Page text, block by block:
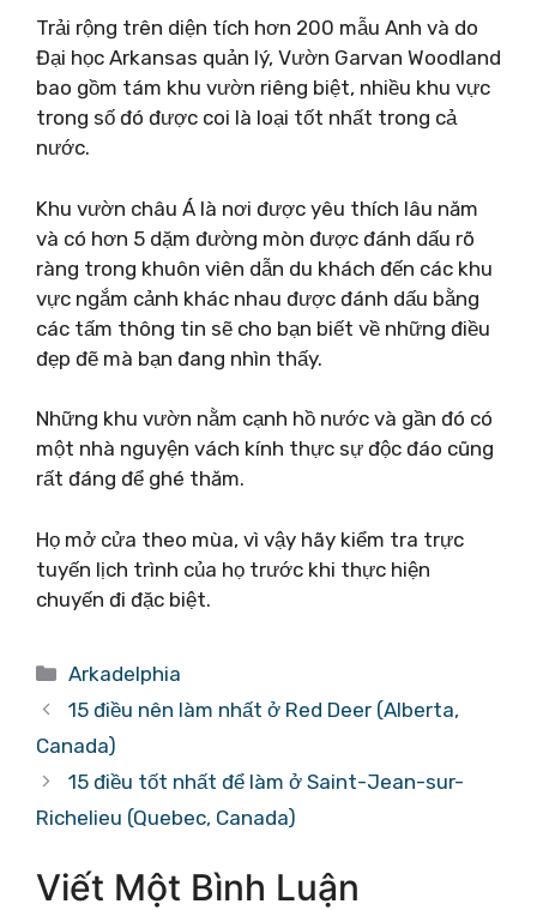
Trải rộng trên diện tích hơn 200 mẫu Anh và do
Đại học Arkansas quản lý, Vườn Garvan Woodland
bao gồm tám khu vườn riêng biệt, nhiều khu vực
trong số đó được coi là loại tốt nhất trong cả
nước.
Khu vườn châu Á là nơi được yêu thích lâu năm
và có hơn 5 dặm đường mòn được đánh dấu rõ
ràng trong khuôn viên dẫn du khách đến các khu
vực ngắm cảnh khác nhau được đánh dấu bằng
các tấm thông tin sẽ cho bạn biết về những điều
đẹp đẽ mà bạn đang nhìn thấy.
Những khu vườn nằm cạnh hồ nước và gần đó có
một nhà nguyện vách kính thực sự độc đáo cũng
rất đáng để ghé thăm.
Họ mở cửa theo mùa, vì vậy hãy kiểm tra trực
tuyến lịch trình của họ trước khi thực hiện
chuyến đi đặc biệt.
Danh
mục
Arkadelphia
15 điều nên làm nhất ở Red Deer (Alberta,
Canada)
15 điều tốt nhất để làm ở Saint-Jean-sur-
Richelieu (Quebec, Canada)
Viết Một Bình Luận